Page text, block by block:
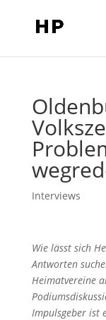
Interviews
Wie lässt sich
Antworten
Heimatvereine
Impulsgeber ist